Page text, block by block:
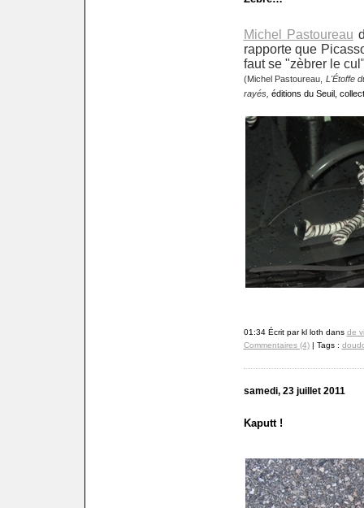
Michel Pastoureau
rapporte que
faut se "zèbrer le
(Michel Pastoureau, L'Étoffe
rayés, éditions du Seuil,
01:34 Écrit par kl loth dans de
Commentaires (4)| Tags :
samedi, 23 juillet 2011
Kaputt !